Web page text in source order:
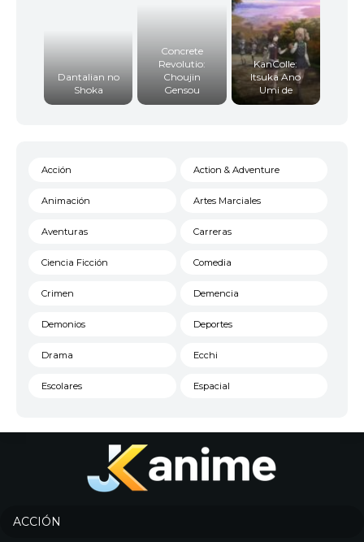
Dantalian no
Shoka
Concrete
Revolutio:
Choujin
Gensou
KanColle:
Itsuka Ano
Umi de
Acción Action & Adventure
Animación Artes Marciales
Aventuras Carreras
Ciencia Ficción Comedia
Crimen Demencia
Demonios Deportes
Drama Ecchi
Escolares Espacial
Historico
Josei
ACCIÓN